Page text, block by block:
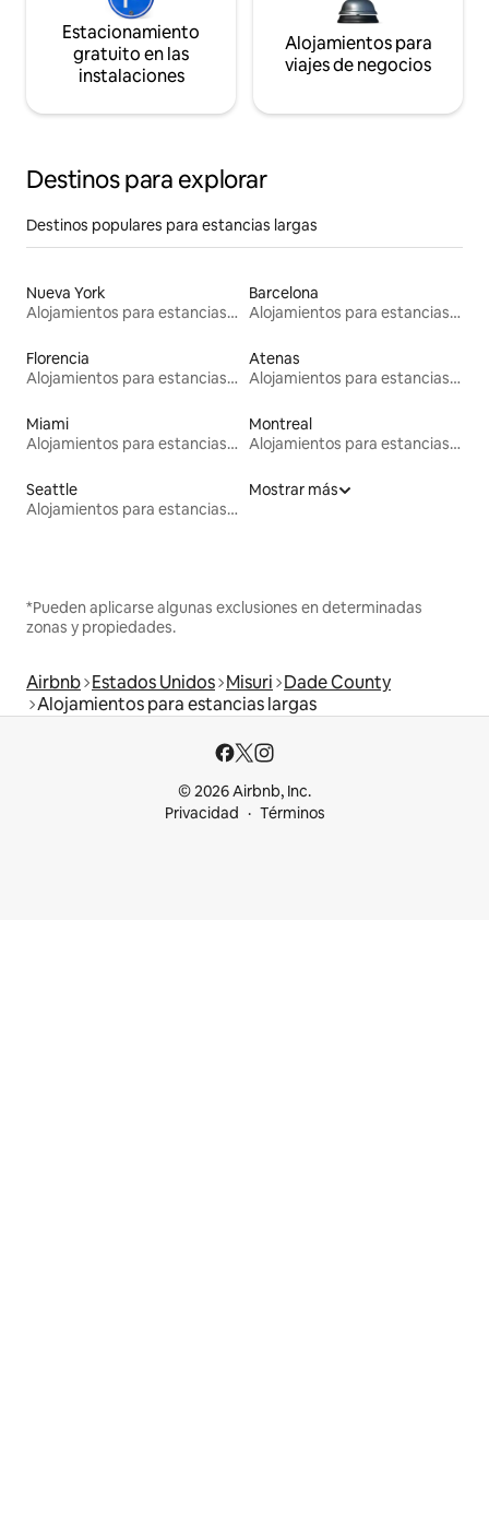
Estacionamiento
gratuito en las
instalaciones
Alojamientos para
viajes de negocios
Destinos para explorar
Destinos populares para estancias largas
Nueva York
Alojamientos para estancias largas
Barcelona
Alojamientos para estancias largas
Florencia
Alojamientos para estancias largas
Atenas
Alojamientos para estancias largas
Miami
Alojamientos para estancias largas
Montreal
Alojamientos para estancias largas
Seattle
Alojamientos para estancias largas
Mostrar más
*Pueden aplicarse algunas exclusiones en determinadas
zonas y propiedades.
Airbnb Estados Unidos Misuri Dade County
Alojamientos para estancias largas
© 2026 Airbnb, Inc.
Privacidad
Términos